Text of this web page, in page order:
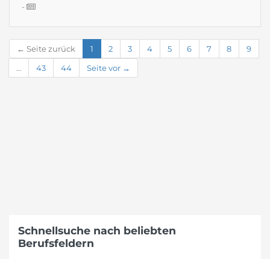
-
← Seite zurück 1 2 3 4 5 6 7 8
9
…
43 44 Seite vor →
Schnellsuche nach beliebten
Berufsfeldern